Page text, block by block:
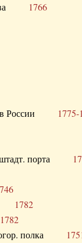
1766
в России 1775-
порта
1782
1782
полка